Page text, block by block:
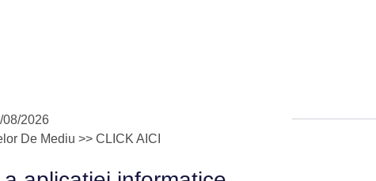
08/2026
De Mediu >> CLICK AICI